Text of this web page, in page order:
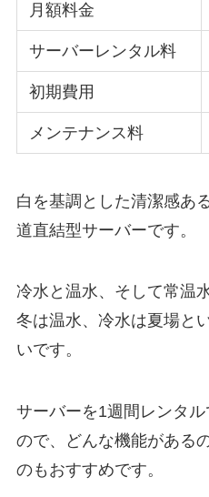
月額料金
サーバーレンタル料
初期費用
メンテナンス料
白を基調とした清潔感あ
道直結型サーバーです。
冷水と温水、そして常温
冬は温水、冷水は夏場と
いです。
サーバーを1週間レンタル
ので、どんな機能がある
のもおすすめです。